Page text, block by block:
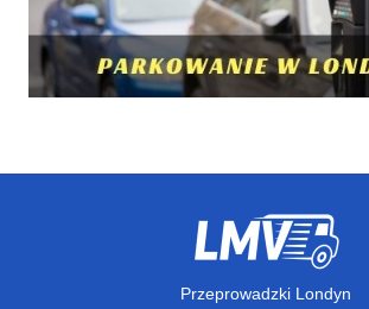
Przeprowadzki Londyn